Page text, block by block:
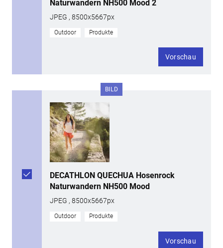
Naturwandern NH500 Mood 2
JPEG , 8500x5667px
Outdoor Produkte
Vorschau
BILD
DECATHLON QUECHUA Hosenrock
Naturwandern NH500 Mood
JPEG , 8500x5667px
Outdoor Produkte
Vorschau